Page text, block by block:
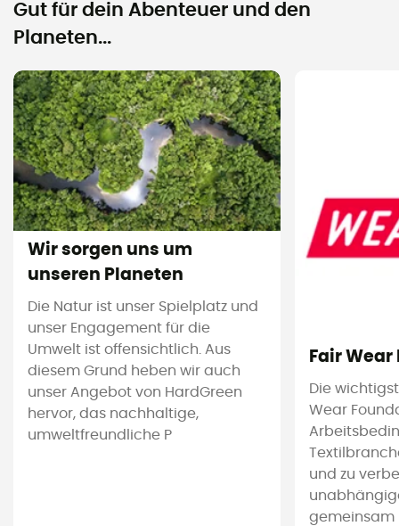
Gut für dein Abenteuer und den
Planeten...
Wir sorgen uns um
unseren Planeten
Die Natur ist unser Spielplatz und
unser Engagement für die
Umwelt ist offensichtlich. Aus
diesem Grund heben wir auch
unser Angebot von HardGreen
hervor, das nachhaltige,
umweltfreundliche P
Fair
Die
Wear
und zu
gemeinsam